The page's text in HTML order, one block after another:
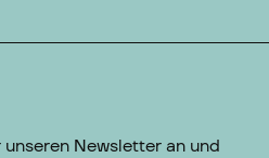
Newsletter an und